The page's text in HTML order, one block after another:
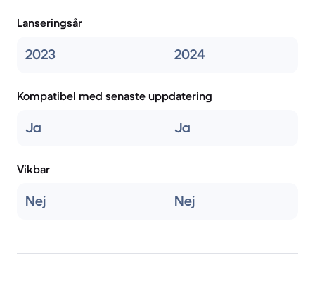
Lanseringsår
2023 2024
Kompatibel med senaste uppdatering
Ja Ja
Vikbar
Nej Nej